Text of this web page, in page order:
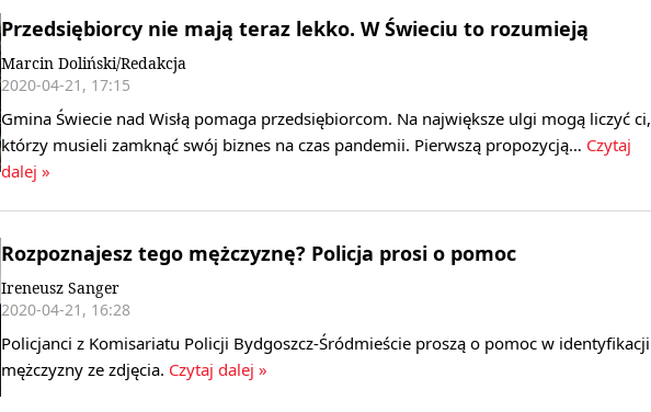
Przedsiębiorcy nie mają teraz lekko. W Świeciu to rozumieją
Marcin Doliński/Redakcja
2020-04-21, 17:15
Gmina Świecie nad Wisłą pomaga przedsiębiorcom. Na największe ulgi mogą liczyć ci,
którzy musieli zamknąć swój biznes na czas pandemii. Pierwszą propozycją… Czytaj
dalej »
Rozpoznajesz tego mężczyznę? Policja prosi o pomoc
Ireneusz Sanger
2020-04-21, 16:28
Policjanci z Komisariatu Policji Bydgoszcz-Śródmieście proszą o pomoc w identyfikacji
mężczyzny ze zdjęcia. Czytaj dalej »